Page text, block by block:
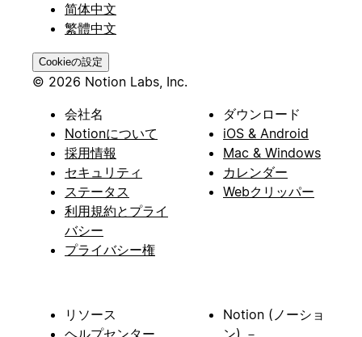
简体中文
繁體中文
Cookieの設定
© 2026 Notion Labs, Inc.
会社名
Notionについて
採用情報
セキュリティ
ステータス
利用規約とプライ
バシー
プライバシー権
ダウンロード
iOS & Android
Mac & Windows
カレンダー
Webクリッパー
リソース
Notion (ノーショ